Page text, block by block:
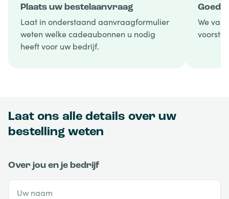
Plaats uw bestelaanvraag
Laat in onderstaand aanvraagformulier
weten welke cadeaubonnen u nodig
heeft voor uw bedrijf.
We
Laat ons alle details over uw
bestelling weten
Over jou en je bedrijf
Uw naam